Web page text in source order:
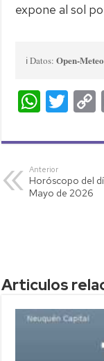
expone al sol
ℹ️ Datos:Open-Meteo
W
at
s
A
T
tt
Anterior
Horóscopo del
Mayo de 2026
Articulos